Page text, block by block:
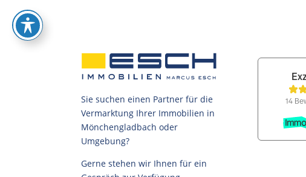
Sie suchen einen Partner für die
Vermarktung Ihrer Immobilien in
Mönchengladbach oder
Umgebung?
Gerne stehen wir Ihnen für ein